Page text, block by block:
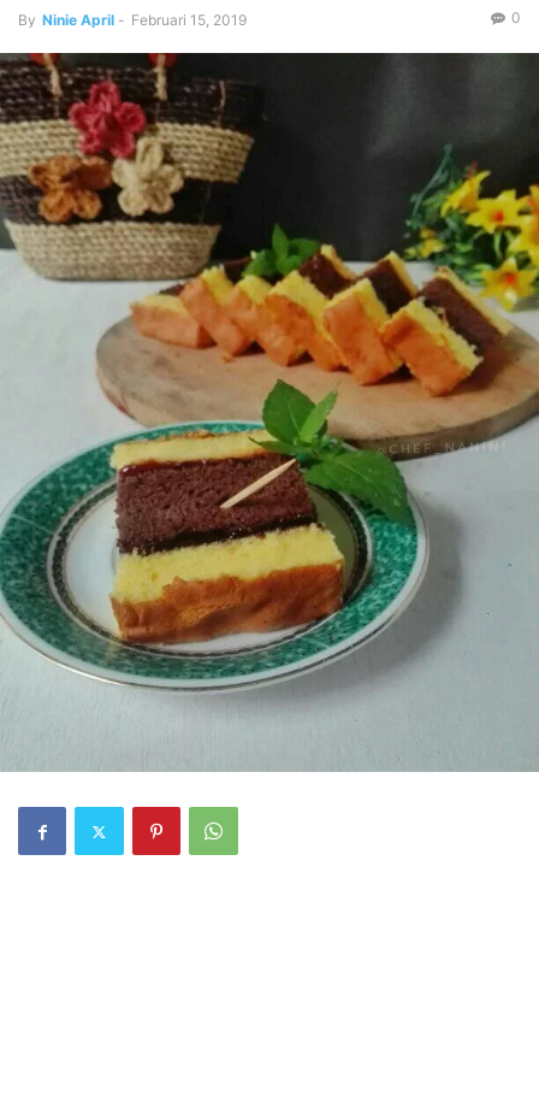
By Ninie April - Februari 15, 2019 0